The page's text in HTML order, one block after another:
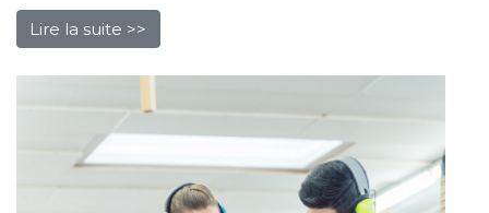
Lire la suite >>